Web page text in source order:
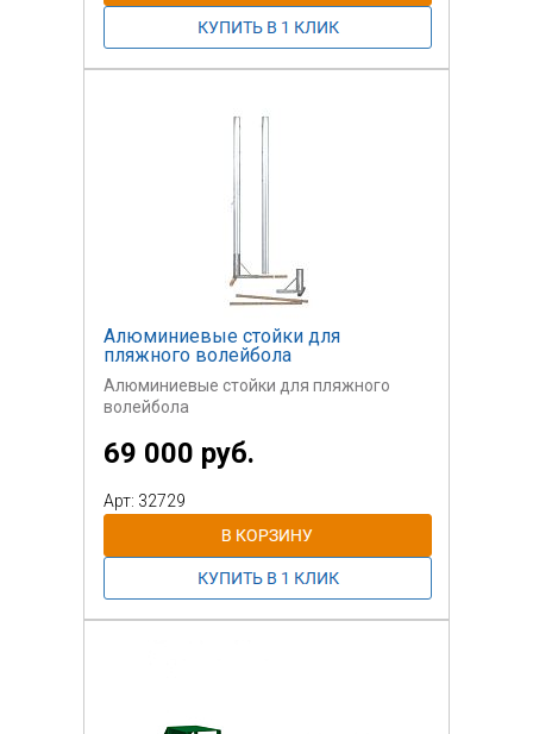
Алюминиевые стойки для
пляжного волейбола
Алюминиевые стойки для пляжного
волейбола
69 000 руб.
Арт: 32729